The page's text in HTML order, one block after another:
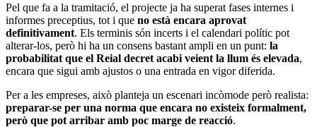
Pel que fa a la tramitació, el projecte ja ha superat fases internes i
informes preceptius, tot i que no està encara aprovat
definitivament. Els terminis són incerts i el calendari polític pot
alterar-los, però hi ha un consens bastant ampli en un punt: la
probabilitat que el Reial decret acabi veient la llum és elevada,
encara que sigui amb ajustos o una entrada en vigor diferida.
Per a les empreses, això planteja un escenari incòmode però realista:
preparar-se per una norma que encara no existeix formalment,
però que pot arribar amb poc marge de reacció.